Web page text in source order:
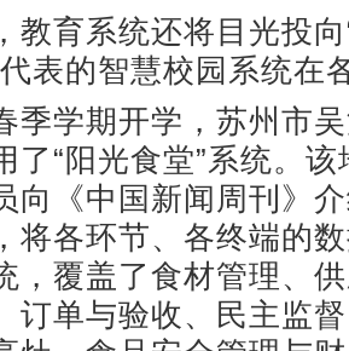
育系统还将目光投向“
表的智慧校园系统在
学期开学，苏州市吴
了“阳光食堂”系统。
向《中国新闻周刊》
将各环节、各终端的
，覆盖了食材管理、
订单与验收、民主监